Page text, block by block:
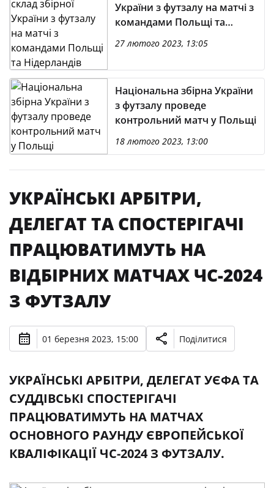
України з футзалу на матчі з
командами Польщі та
27 лютого 2023, 13:05
Національна збірна України
з футзалу проведе
контрольний матч у Польщі
18 лютого 2023, 13:00
УКРАЇНСЬКІ АРБІТРИ,
ДЕЛЕГАТ ТА СПОСТЕРІГАЧІ
ПРАЦЮВАТИМУТЬ НА
ВІДБІРНИХ МАТЧАХ ЧС-2024
З ФУТЗАЛУ
01 березня 2023, 15:00 Поділитися
УКРАЇНСЬКІ АРБІТРИ, ДЕЛЕГАТ УЄФА ТА
СУДДІВСЬКІ СПОСТЕРІГАЧІ
ПРАЦЮВАТИМУТЬ НА МАТЧАХ
ОСНОВНОГО РАУНДУ ЄВРОПЕЙСЬКОЇ
КВАЛІФІКАЦІЇ ЧС-2024 З ФУТЗАЛУ.